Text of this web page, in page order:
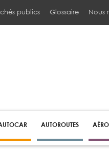
publics Glossaire Nous
AUTOROUTES